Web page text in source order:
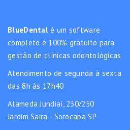
BlueDental é um software
completo e 100% gratuito para
gestão de clínicas odontológicas
Atendimento de segunda à sexta
das 8h às 17h40
Alameda Jundiaí, 230/250
Jardim Saira - Sorocaba SP